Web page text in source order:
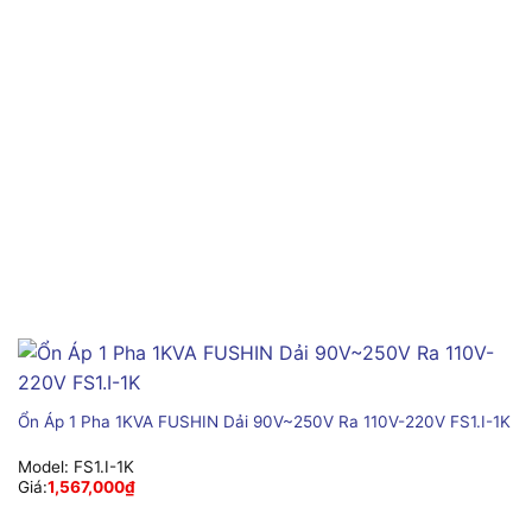
Ổn Áp 1 Pha 1KVA FUSHIN Dải 90V~250V Ra 110V-220V FS1.I-1K
Model: FS1.I-1K
Giá:1,567,000₫